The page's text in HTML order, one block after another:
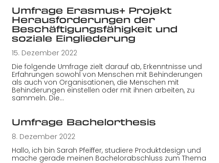
Umfrage Erasmus+ Projekt
Herausforderungen der
Beschäftigungsfähigkeit und
soziale Eingliederung
15. Dezember 2022
Die folgende Umfrage zielt darauf ab, Erkenntnisse und
Erfahrungen sowohl von Menschen mit Behinderungen
als auch von Organisationen, die Menschen mit
Behinderungen einstellen oder mit ihnen arbeiten, zu
sammeln. Die…
Umfrage Bachelorthesis
8. Dezember 2022
Hallo, ich bin Sarah Pfeiffer, studiere Produktdesign und
mache gerade meinen Bachelorabschluss zum Thema